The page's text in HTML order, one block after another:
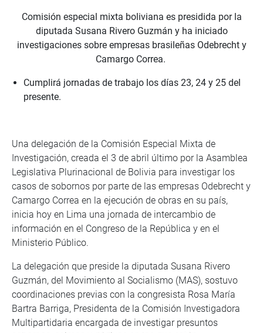
Comisión especial mixta boliviana es presidida por la
diputada Susana Rivero Guzmán y ha iniciado
investigaciones sobre empresas brasileñas Odebrecht y
Camargo Correa.
Cumplirá jornadas de trabajo los días 23, 24 y 25 del
presente.
Una delegación de la Comisión Especial Mixta de
Investigación, creada el 3 de abril último por la Asamblea
Legislativa Plurinacional de Bolivia para investigar los
casos de sobornos por parte de las empresas Odebrecht y
Camargo Correa en la ejecución de obras en su país,
inicia hoy en Lima una jornada de intercambio de
información en el Congreso de la República y en el
Ministerio Público.
La delegación que preside la diputada Susana Rivero
Guzmán, del Movimiento al Socialismo (MAS), sostuvo
coordinaciones previas con la congresista Rosa María
Bartra Barriga, Presidenta de la Comisión Investigadora
Multipartidaria encargada de investigar presuntos